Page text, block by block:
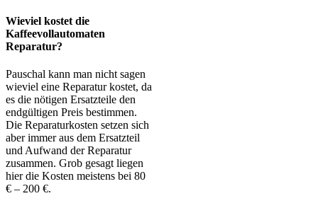
Wieviel kostet die
Kaffeevollautomaten
Reparatur?
Pauschal kann man nicht sagen
wieviel eine Reparatur kostet, da
es die nötigen Ersatzteile den
endgültigen Preis bestimmen.
Die Reparaturkosten setzen sich
aber immer aus dem Ersatzteil
und Aufwand der Reparatur
zusammen. Grob gesagt liegen
hier die Kosten meistens bei 80
€ – 200 €.